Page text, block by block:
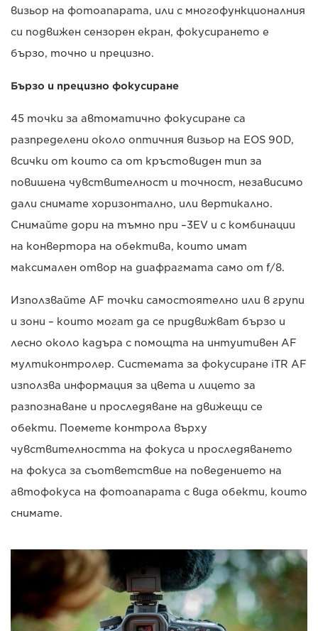
визьор на фотоапарата, или с многофункционалния
си подвижен сензорен екран, фокусирането е
бързо, точно и прецизно.
Бързо и прецизно фокусиране
45 точки за автоматично фокусиране са
разпределени около оптичния визьор на EOS 90D,
всички от които са от кръстовиден тип за
повишена чувствителност и точност, независимо
дали снимате хоризонтално, или вертикално.
Снимайте дори на тъмно при –3EV и с комбинации
на конвертора на обектива, които имат
максимален отвор на диафрагмата само от f/8.
Използвайте AF точки самостоятелно или в групи
и зони – които могат да се придвижват бързо и
лесно около кадъра с помощта на интуитивен AF
мултиконтролер. Системата за фокусиране iTR AF
използва информация за цвета и лицето за
разпознаване и проследяване на движещи се
обекти. Поемете контрола върху
чувствителността на фокуса и проследяването
на фокуса за съответствие на поведението на
автофокуса на фотоапарата с вида обекти, които
снимате.